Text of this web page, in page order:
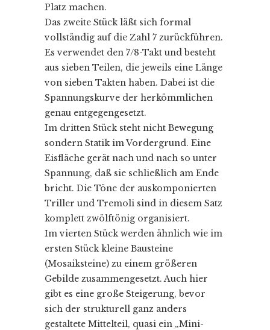
Platz machen.
Das zweite Stück läßt sich formal
vollständig auf die Zahl 7 zurückführen.
Es verwendet den 7/8-Takt und besteht
aus sieben Teilen, die jeweils eine Länge
von sieben Takten haben. Dabei ist die
Spannungskurve der herkömmlichen
genau entgegengesetzt.
Im dritten Stück steht nicht Bewegung
sondern Statik im Vordergrund. Eine
Eisfläche gerät nach und nach so unter
Spannung, daß sie schließlich am Ende
bricht. Die Töne der auskomponierten
Triller und Tremoli sind in diesem Satz
komplett zwölftönig organisiert.
Im vierten Stück werden ähnlich wie im
ersten Stück kleine Bausteine
(Mosaiksteine) zu einem größeren
Gebilde zusammengesetzt. Auch hier
gibt es eine große Steigerung, bevor
sich der strukturell ganz anders
gestaltete Mittelteil, quasi ein „Mini-